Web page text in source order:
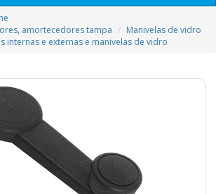
amortecedores tampa
Manivelas de vidro
internas e externas e manivelas de vidro